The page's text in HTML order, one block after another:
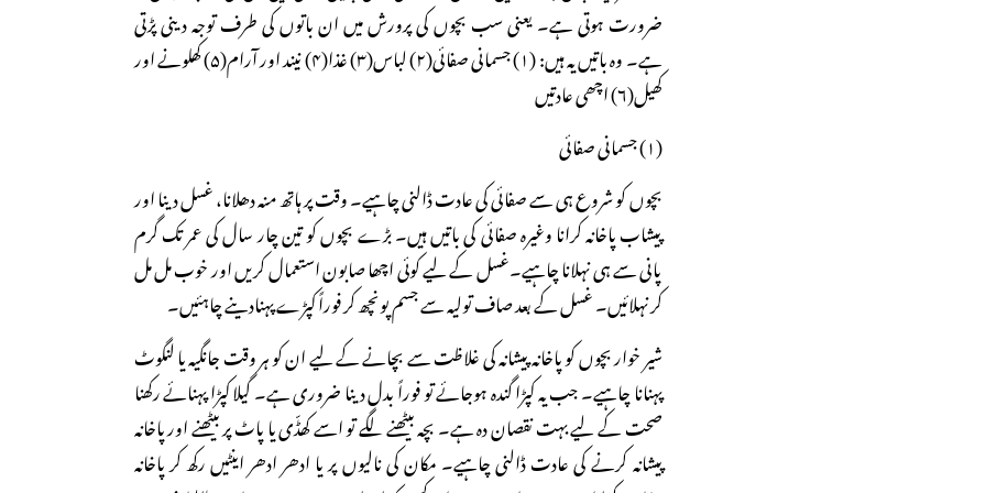
ضرورت ہوتی ہے۔ یعنی سب بچوں کی پرورش میں ان باتوں کی طرف توجہ دینی پڑتی
ہے۔ وہ باتیں یہ ہیں: (۱) جسمانی صفائی(۲) لباس(۳) غذا(۴) نیند اور آرام(۵) کھلونے اور
کھیل(۶) اچھی عادتیں
(۱) جسمانی صفائی
بچوں کو شروع ہی سے صفائی کی عادت ڈالنی چاہیے۔ وقت پر ہاتھ منہ دھلانا، غسل دینا اور
پیشاب پاخانہ کرانا وغیرہ صفائی کی باتیں ہیں۔ بڑے بچوں کو تین چار سال کی عمر تک گرم
پانی سے ہی نہلانا چاہیے۔غسل کے لیے کوئی اچھا صابون استعمال کریں اور خوب مل مل
کر نہلائیں۔ غسل کے بعد صاف تولیہ سے جسم پونچھ کر فوراً کپڑے پہنادینے چاہئیں۔
شیر خوار بچوں کو پاخانہ پیشانہ کی غلاظت سے بچانے کے لیے ان کو ہر وقت جانگیہ یا لنگوٹ
پہنانا چاہیے۔ جب یہ کپڑا گندہ ہوجائے تو فوراً بدل دینا ضروری ہے۔ گیلا کپڑا پہنائے رکھنا
صحت کے لیے بہت نقصان دہ ہے۔ بچہ بیٹھنے لگے تو اسے کھڈّی یا پاٹ پر بیٹھنے اور پاخانہ
پیشانہ کرنے کی عادت ڈالنی چاہیے۔ مکان کی نالیوں پر یا ادھر ادھر اینٹیں رکھ کر پاخانہ